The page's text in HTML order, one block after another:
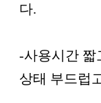
다.
-사용시간 짧
상태 부드럽